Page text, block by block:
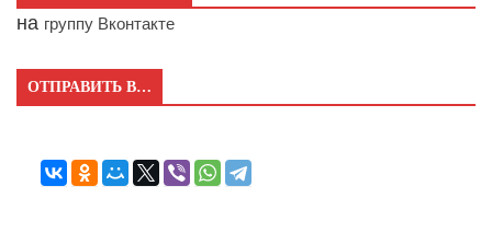
на группу Вконтакте
ОТПРАВИТЬ В…